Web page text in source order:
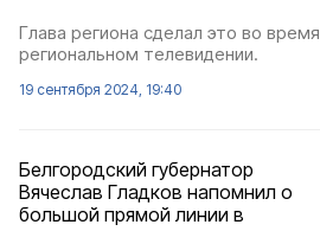
Глава региона сделал это во
региональном телевидении.
19 сентября 2024, 19:40
Белгородский губернатор
Вячеслав Гладков напомнил о
большой прямой линии в